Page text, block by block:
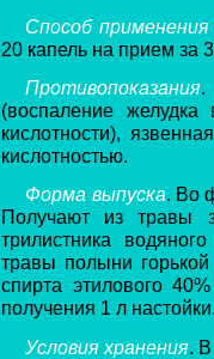
Способ
20 капель на прием за
Противопоказания.
(воспаление желудка
кислотности),
кислотностью.
Форма выпуска. Во
Получают из травы
трилистника
травы полыни
спирта этилового
получения 1 л настойки.
Условия хранения.